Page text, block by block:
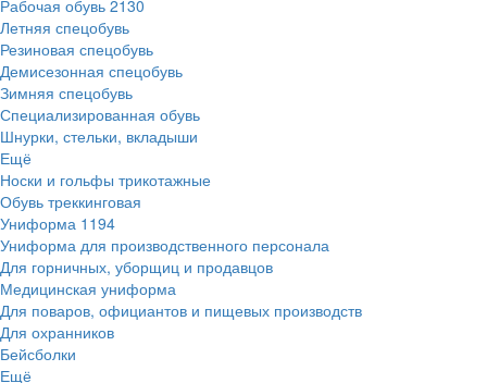
Рабочая обувь 2130
Летняя спецобувь
Резиновая спецобувь
Демисезонная спецобувь
Зимняя спецобувь
Специализированная обувь
Шнурки, стельки, вкладыши
Ещё
Носки и гольфы трикотажные
Обувь треккинговая
Униформа 1194
Униформа для производственного персонала
Для горничных, уборщиц и продавцов
Медицинская униформа
Для поваров, официантов и пищевых производств
Для охранников
Бейсболки
Ещё